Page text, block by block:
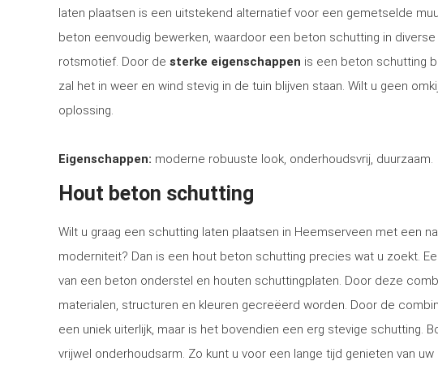
laten plaatsen is een uitstekend alternatief voor een gemetselde
beton eenvoudig bewerken, waardoor een beton schutting in
rotsmotief. Door de sterke eigenschappen is een beton schutting
zal het in weer en wind stevig in de tuin blijven staan. Wilt u geen
oplossing.
Eigenschappen: moderne robuuste look, onderhoudsvrij, duurzaam.
Hout beton schutting
Wilt u graag een schutting laten plaatsen in Heemserveen met een
moderniteit? Dan is een hout beton schutting precies wat u zoekt.
van een beton onderstel en houten schuttingplaten. Door deze
materialen, structuren en kleuren gecreëerd worden. Door de
een uniek uiterlijk, maar is het bovendien een erg stevige
vrijwel onderhoudsarm. Zo kunt u voor een lange tijd genieten van